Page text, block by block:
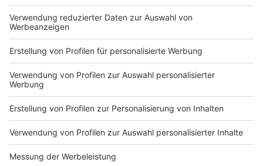
Und nicht irgendwie Theatralik oder irgendwas in
der Richtung reinzubringen. Das ist einfach nicht
gut. Das tut dem Sport nicht gut. Und das tut der
Gesellschaft auch nicht gut."
Anzeige
Der RADIO WMW Director's Cut mit Michael